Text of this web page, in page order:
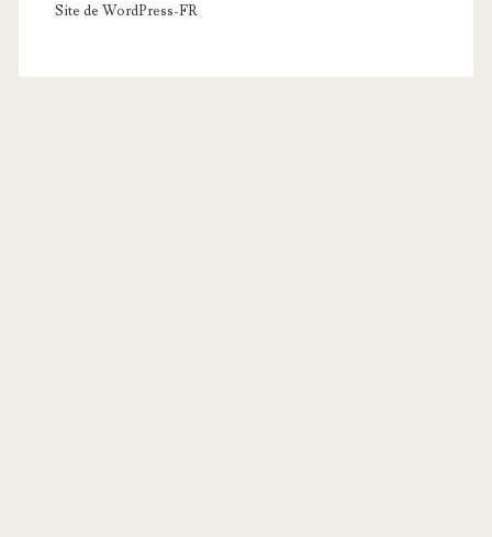
Site de WordPress-FR